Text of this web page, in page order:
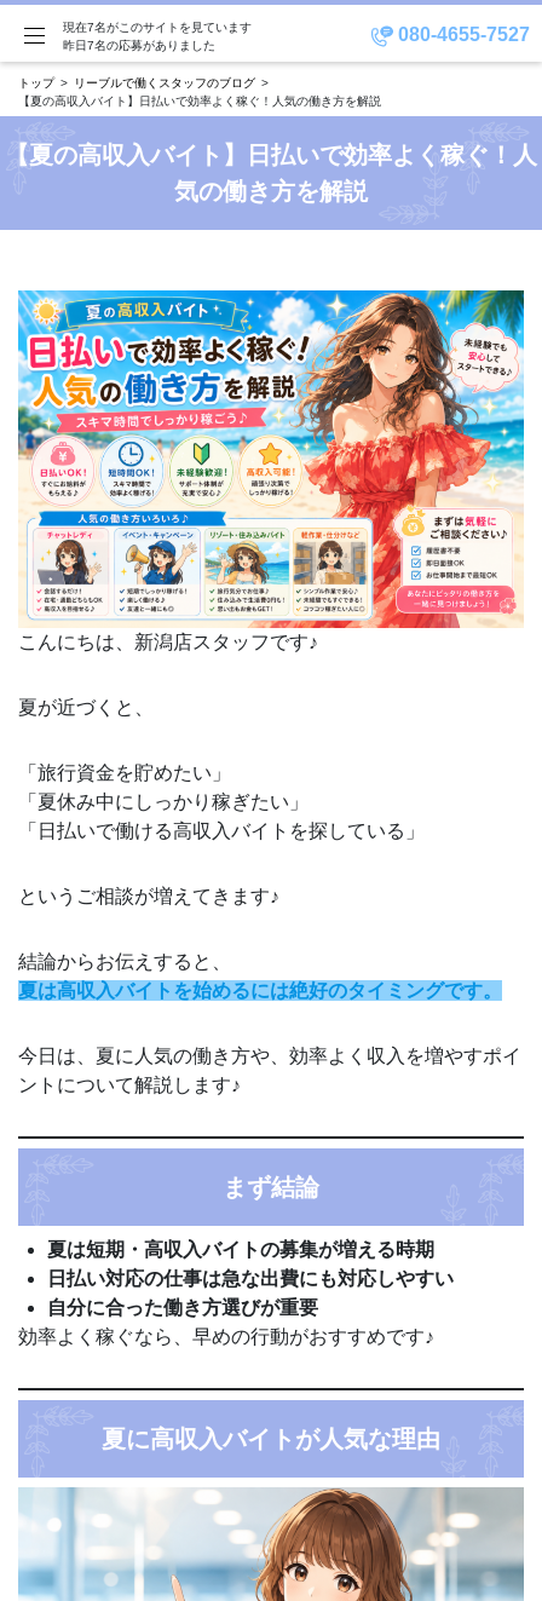
080-4655-7527
現在7名がこのサイトを見ています
昨日7名の応募がありました
トップ
リーブルで働くスタッフのブログ
【夏の高収入バイト】日払いで効率よく稼ぐ！人気の働き方を解説
【夏の高収入バイト】日払いで効率よく稼ぐ！人
気の働き方を解説
こんにちは、新潟店スタッフです♪
夏が近づくと、
「旅行資金を貯めたい」
「夏休み中にしっかり稼ぎたい」
「日払いで働ける高収入バイトを探している」
というご相談が増えてきます♪
結論からお伝えすると、
夏は高収入バイトを始めるには絶好のタイミングです。
今日は、夏に人気の働き方や、効率よく収入を増やすポイ
ントについて解説します♪
まず結論
夏は短期・高収入バイトの募集が増える時期
日払い対応の仕事は急な出費にも対応しやすい
自分に合った働き方選びが重要
効率よく稼ぐなら、早めの行動がおすすめです♪
夏に高収入バイトが人気な理由